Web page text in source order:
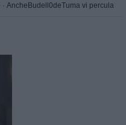
· AncheBudell0deTuma vi percula